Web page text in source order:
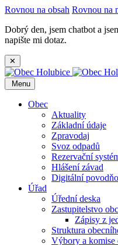
Rovnou na obsah Rovnou na
Dobrý den, jsem chatbot a
napište mi dotaz.
✕
Menu
Obec
Aktuality
Základní údaje
Zpravodaj
Svoz odpadů
Rezervační
Hlášení závad
Digitální
Úřad
Úřední deska
Zastupitelstvo
Zápisy z
Struktura
Výbory a komise